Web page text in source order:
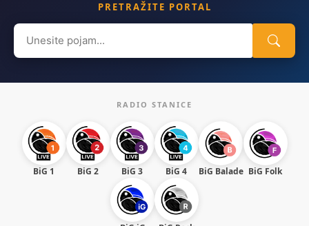
PRETRAŽITE PORTAL
Search
for:
RADIO STANICE
BiG 1 BiG 2 BiG 3 BiG 4 BiG Balade BiG Folk